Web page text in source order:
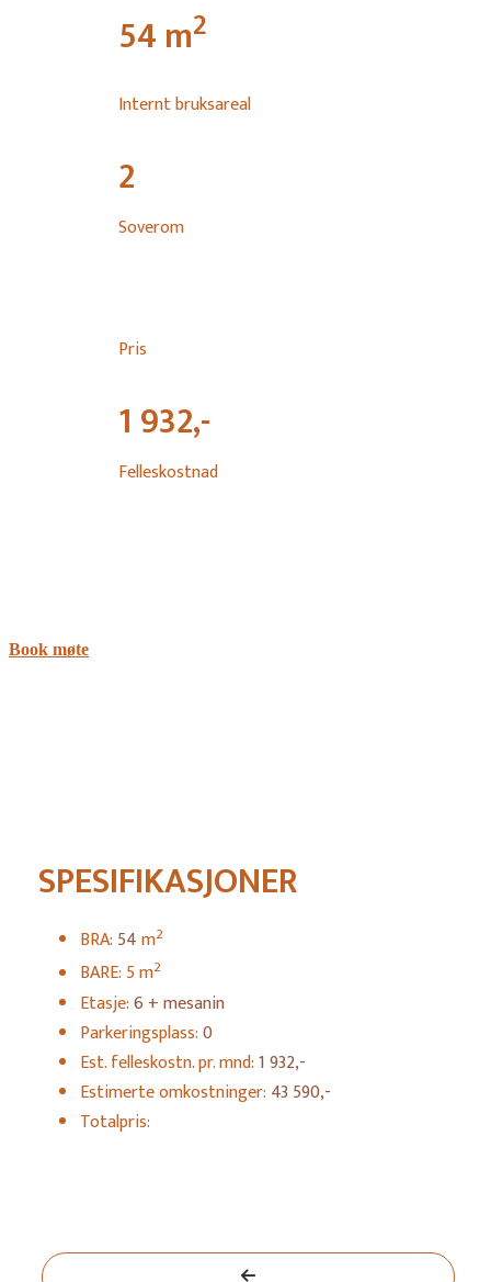
54m2
Internt bruksareal
2
Soverom
Pris
1 932,-
Felleskostnad
Book møte
SPESIFIKASJONER
BRA: 54m2
BARE: 5 m2
Etasje:6 + mesanin
Parkeringsplass:0
Est. felleskostn. pr. mnd:1 932,-
Estimerte omkostninger: 43 590,-
Totalpris: